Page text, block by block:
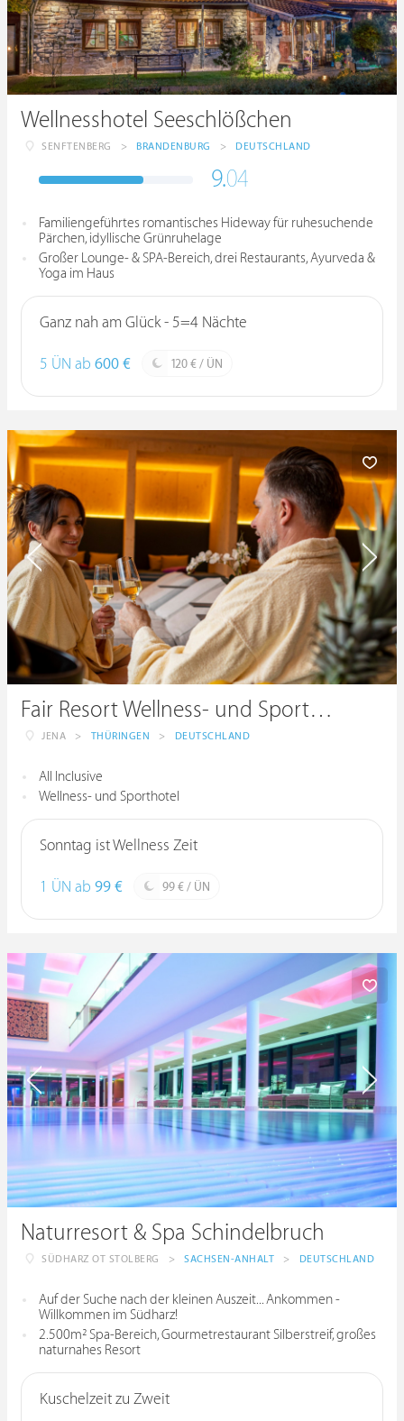
Wellnesshotel Seeschlößchen
SENFTENBERG > BRANDENBURG > DEUTSCHLAND
9.04
Familiengeführtes romantisches Hideway für ruhesuchende
Pärchen, idyllische Grünruhelage
Großer Lounge- & SPA-Bereich, drei Restaurants, Ayurveda &
Yoga im Haus
Ganz nah am Glück - 5=4 Nächte
5 ÜN ab 600 € 120 € / ÜN
Fair Resort Wellness- und Sporthotel All Inclusive
JENA > THÜRINGEN > DEUTSCHLAND
All Inclusive
Wellness- und Sporthotel
Sonntag ist Wellness Zeit
1 ÜN ab 99 € 99 € / ÜN
Naturresort & Spa Schindelbruch
SÜDHARZ OT STOLBERG > SACHSEN-ANHALT > DEUTSCHLAND
Auf der Suche nach der kleinen Auszeit... Ankommen -
Willkommen im Südharz!
2.500m² Spa-Bereich, Gourmetrestaurant Silberstreif, großes
naturnahes Resort
Kuschelzeit zu Zweit